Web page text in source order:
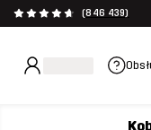
(846 439)